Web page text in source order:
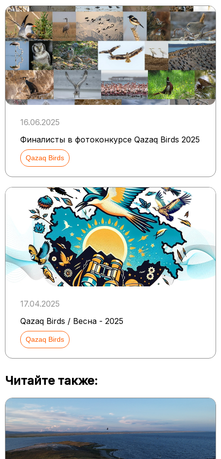
16.06.2025
Финалисты в фотоконкурсе Qazaq Birds 2025
Qazaq Birds
17.04.2025
Qazaq Birds / Весна - 2025
Qazaq Birds
Читайте также: